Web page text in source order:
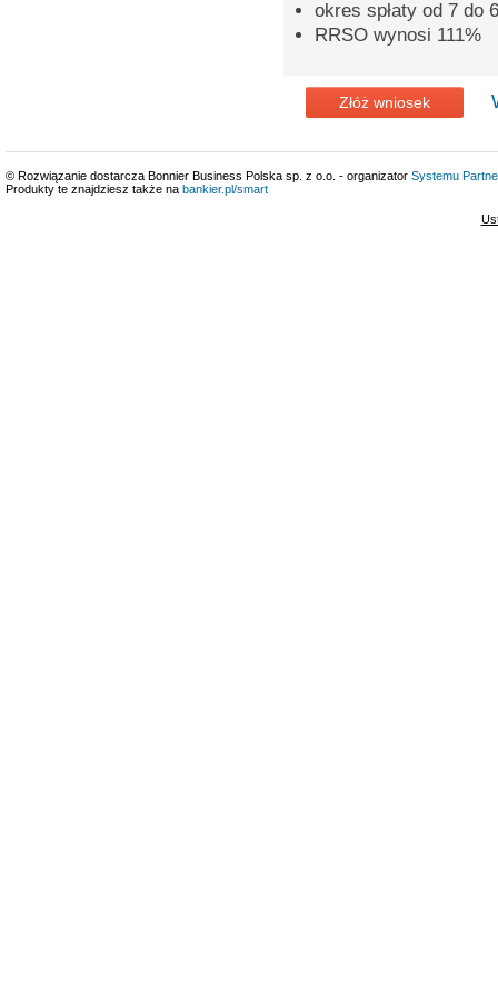
okres spłaty od 7 do
RRSO wynosi 111%
Złóż wniosek
© Rozwiązanie dostarcza Bonnier Business Polska sp. z o.o. - organizator Systemu
Produkty te znajdziesz także na bankier.pl/smart